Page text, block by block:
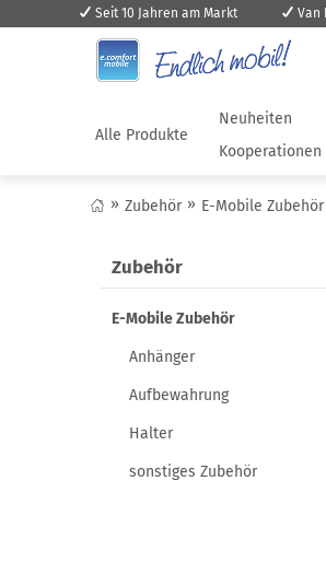
Seit 10 Jahren am Markt Van
Alle Produkte
Neuheiten
Kooperationen
Zubehör E-Mobile Zubehör
Zubehör
E-Mobile Zubehör
Anhänger
Aufbewahrung
Halter
sonstiges Zubehör